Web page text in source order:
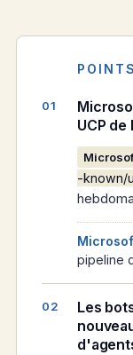
UCP de
-known/
pipeline
Les